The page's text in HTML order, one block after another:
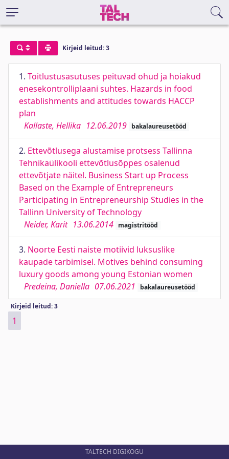
Kirjeid leitud: 3
1. Toitlustusasutuses peituvad ohud ja hoiakud
enesekontrolliplaani suhtes. Hazards in food
establishments and attitudes towards HACCP
plan
Kallaste, Hellika 12.06.2019 bakalaureusetööd
2. Ettevõtlusega alustamise protsess Tallinna
Tehnikaülikooli ettevõtlusõppes osalenud
ettevõtjate näitel. Business Start up Process
Based on the Example of Entrepreneurs
Participating in Entrepreneurship Studies in the
Tallinn University of Technology
Neider, Karit 13.06.2014 magistritööd
3. Noorte Eesti naiste motiivid luksuslike
kaupade tarbimisel. Motives behind consuming
luxury goods among young Estonian women
Predeina, Daniella 07.06.2021 bakalaureusetööd
Kirjeid leitud: 3
1
TALTECH DIGIKOGU